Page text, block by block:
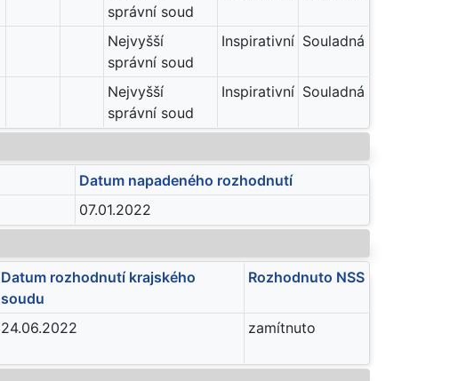
správní soud
Nejvyšší
správní soud
Inspirativní Souladná
Nejvyšší
správní soud
Inspirativní Souladná
Datum napadeného rozhodnutí
07.01.2022
Datum rozhodnutí krajského
soudu
Rozhodnuto NSS
24.06.2022 zamítnuto